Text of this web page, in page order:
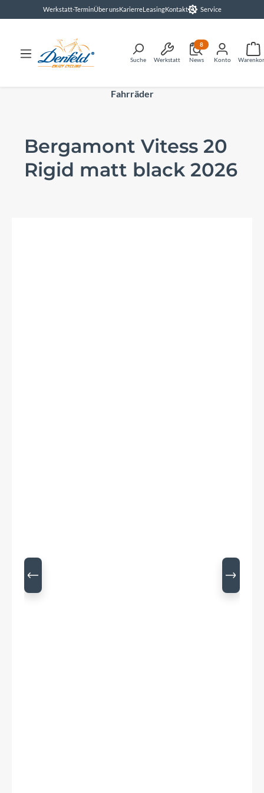
springenWerkstatt-TerminÜber unsKarierreLeasingKontakt Service
Suche Werkstatt News
8
Konto
Fahrräder
Bergamont Vitess 20
Rigid matt black 2026